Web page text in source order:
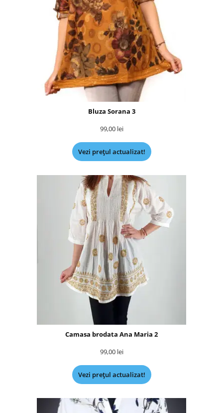
Bluza Sorana 3
99,00 lei
Vezi prețul actualizat!
Camasa brodata Ana Maria 2
99,00 lei
Vezi prețul actualizat!